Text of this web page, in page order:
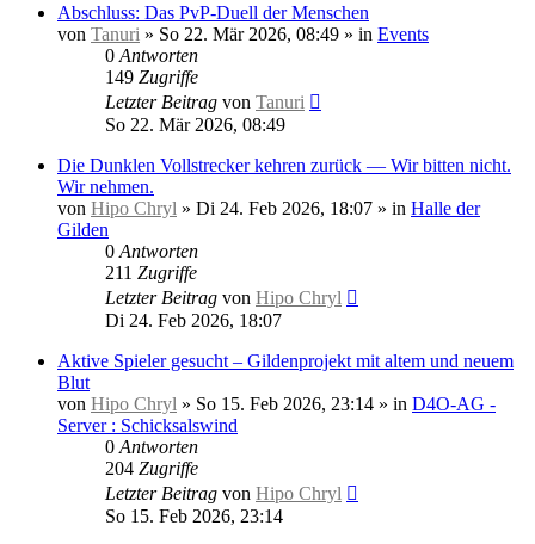
Abschluss: Das PvP-Duell der Menschen
von Tanuri » So 22. Mär 2026, 08:49 » in Events
0 Antworten
149 Zugriffe
Letzter Beitrag von Tanuri
So 22. Mär 2026, 08:49
Die Dunklen Vollstrecker kehren zurück — Wir bitten nicht.
Wir nehmen.
von Hipo Chryl » Di 24. Feb 2026, 18:07 » in Halle der
Gilden
0 Antworten
211 Zugriffe
Letzter Beitrag von Hipo Chryl
Di 24. Feb 2026, 18:07
Aktive Spieler gesucht – Gildenprojekt mit altem und neuem
Blut
von Hipo Chryl » So 15. Feb 2026, 23:14 » in D4O-AG -
Server : Schicksalswind
0 Antworten
204 Zugriffe
Letzter Beitrag von Hipo Chryl
So 15. Feb 2026, 23:14